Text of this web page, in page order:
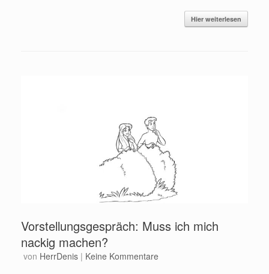
Hier weiterlesen
Vorstellungsgespräch: Muss ich mich
nackig machen?
von HerrDenis | Keine Kommentare